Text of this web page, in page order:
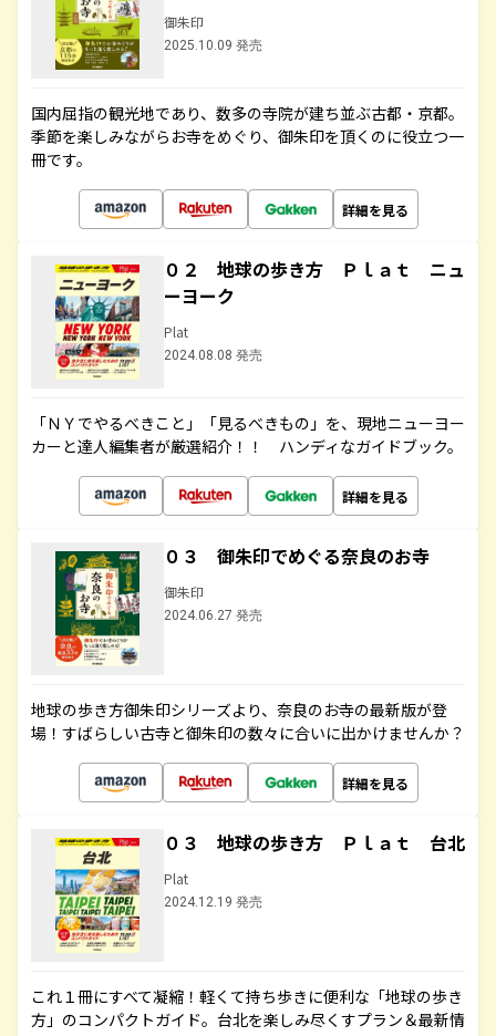
御朱印
2025.10.09 発売
国内屈指の観光地であり、数多の寺院が建ち並ぶ古都・京都。
季節を楽しみながらお寺をめぐり、御朱印を頂くのに役立つ一
冊です。
詳細を見る
０２ 地球の歩き方 Ｐｌａｔ ニュ
ーヨーク
Plat
2024.08.08 発売
「ＮＹでやるべきこと」「見るべきもの」を、現地ニューヨー
カーと達人編集者が厳選紹介！！ ハンディなガイドブック。
詳細を見る
０３ 御朱印でめぐる奈良のお寺
御朱印
2024.06.27 発売
地球の歩き方御朱印シリーズより、奈良のお寺の最新版が登
場！すばらしい古寺と御朱印の数々に合いに出かけませんか？
詳細を見る
０３ 地球の歩き方 Ｐｌａｔ 台北
Plat
2024.12.19 発売
これ１冊にすべて凝縮！軽くて持ち歩きに便利な「地球の歩き
方」のコンパクトガイド。台北を楽しみ尽くすプラン＆最新情